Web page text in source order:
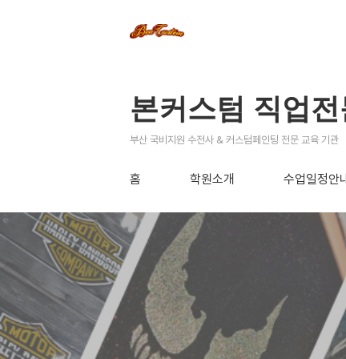
본커스텀 직업
부산 국비지원 수전사 & 커스텀페인팅 전문 교육 기관
홈 학원소개 수업일정안